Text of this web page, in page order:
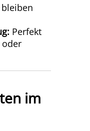
Perfekt
oder
im